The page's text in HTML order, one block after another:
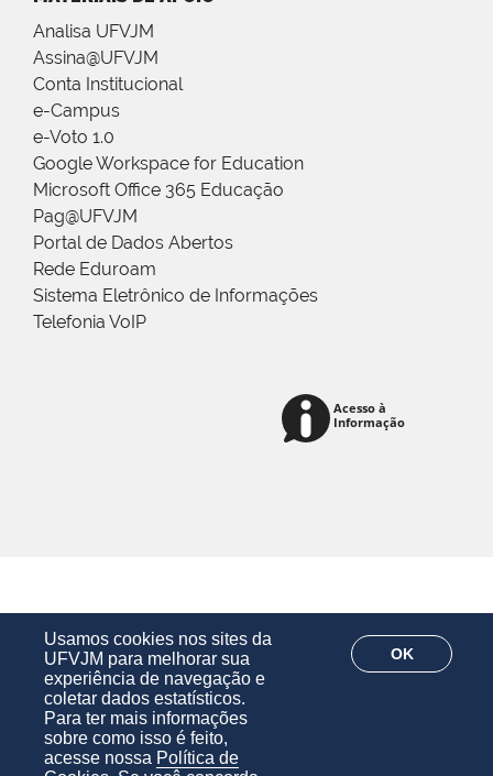
Usamos cookies nos sites da
UFVJM para melhorar sua
experiência de navegação e
coletar dados estatísticos.
Para ter mais informações
sobre como isso é feito,
acesse nossa Política de
OK
Analisa UFVJM
Assina@UFVJM
Conta Institucional
e-Campus
e-Voto 1.0
Google Workspace for Education
Microsoft Office 365 Educação
Pag@UFVJM
Portal de Dados Abertos
Rede Eduroam
Sistema Eletrônico de Informações
Telefonia VoIP